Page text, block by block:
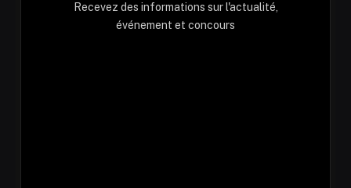
Recevez des informations sur l'actualité,
événement et concours